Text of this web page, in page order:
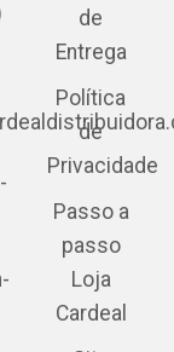
de
Entrega
Política
de
Privacidade
Passo a
passo
Loja
Cardeal